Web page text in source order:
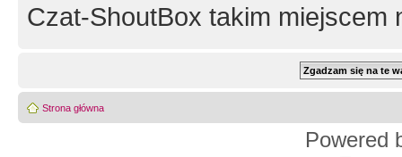
Czat-ShoutBox takim miejscem
Strona główna
Powered